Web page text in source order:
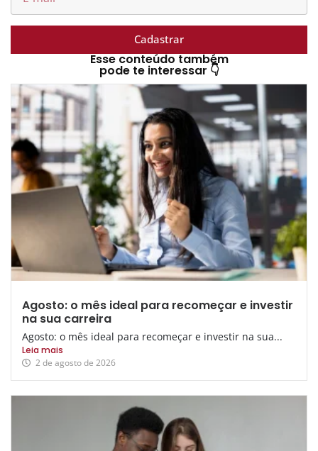
Cadastrar
Esse conteúdo também
pode te interessar 👇
Agosto: o mês ideal para recomeçar e investir
na sua carreira
Agosto: o mês ideal para recomeçar e investir na sua...
Leia mais
2 de agosto de 2026